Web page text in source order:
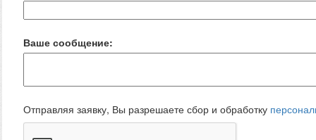
Ваше сообщение:
Отправляя заявку, Вы разрешаете сбор и обработку